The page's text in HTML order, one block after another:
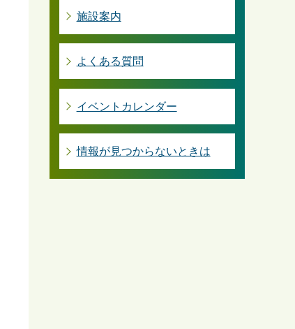
施設案内
よくある質問
イベントカレンダー
情報が見つからないときは